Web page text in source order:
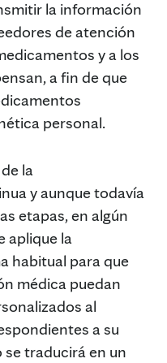
la información
de atención
y a los
a fin de que
personal.
la
y aunque todavía
etapas, en algún
aplique la
habitual para que
médica puedan
al
a su
traducirá en un